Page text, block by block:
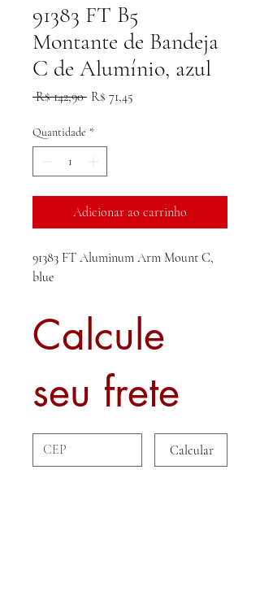
91383 FT B5
Montante de Bandeja
C de Alumínio, azul
R$ 142,90 Preço
R$ 71,45
Quantidade *
Adicionar ao carrinho
91383 FT Aluminum Arm Mount C,
blue
Calcule
seu frete
Calcular